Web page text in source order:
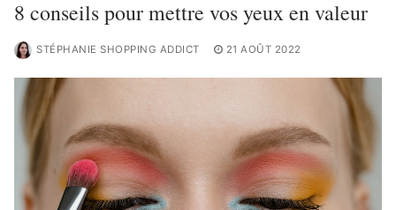
8 conseils pour mettre vos yeux en valeur
STÉPHANIE SHOPPING ADDICT 21 AOÛT 2022